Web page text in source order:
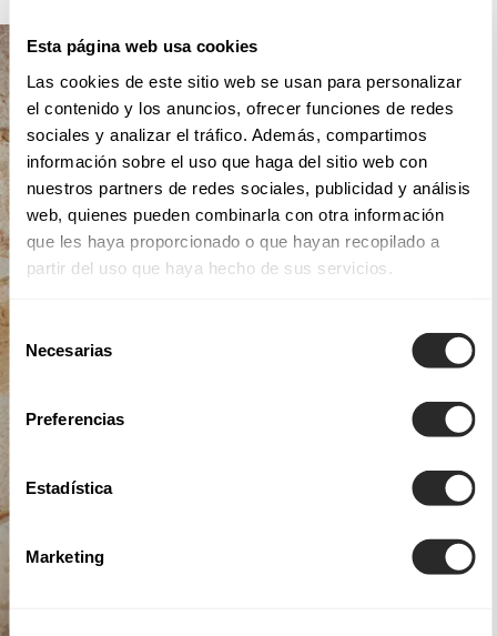
Esta página web usa cookies
Las cookies de este sitio web se usan para personalizar
el contenido y los anuncios, ofrecer funciones de redes
sociales y analizar el tráfico. Además, compartimos
información sobre el uso que haga del sitio web con
nuestros partners de redes sociales, publicidad y análisis
web, quienes pueden combinarla con otra información
que les haya proporcionado o que hayan recopilado a
partir del uso que haya hecho de sus servicios.
Selección
Necesarias
Preferencias
Estadística
Marketing